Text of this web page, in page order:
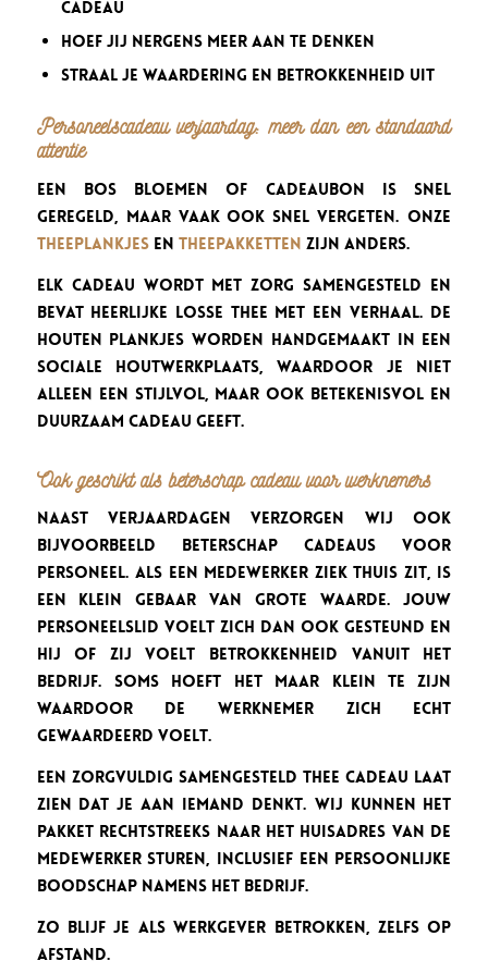
cadeau
hoef jij nergens meer aan te denken
straal je waardering en betrokkenheid uit
Personeelscadeau verjaardag: meer dan een standaard
attentie
Een bos bloemen of cadeaubon is snel
geregeld, maar vaak ook snel vergeten. Onze
theeplankjesen theepakketten zijn anders.
Elk cadeau wordt met zorg samengesteld en
bevat heerlijke losse thee met een verhaal. De
houten plankjes worden handgemaakt in een
sociale houtwerkplaats, waardoor je niet
alleen een stijlvol, maar ook betekenisvol en
duurzaam cadeau geeft.
Ook geschikt als beterschap cadeau voor werknemers
Naast verjaardagen verzorgen wij ook
bijvoorbeeld beterschap cadeaus voor
personeel. Als een medewerker ziek thuis zit, is
een klein gebaar van grote waarde. Jouw
personeelslid voelt zich dan ook gesteund en
hij of zij voelt betrokkenheid vanuit het
bedrijf. Soms hoeft het maar klein te zijn
waardoor de werknemer zich echt
gewaardeerd voelt.
Een zorgvuldig samengesteld thee cadeau laat
zien dat je aan iemand denkt. Wij kunnen het
pakket rechtstreeks naar het huisadres van de
medewerker sturen, inclusief een persoonlijke
boodschap namens het bedrijf.
Zo blijf je als werkgever betrokken, zelfs op
afstand.